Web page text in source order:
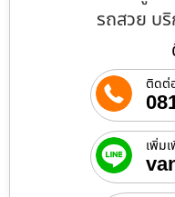
รถสวย บ
ติดต่
เพิ่ม